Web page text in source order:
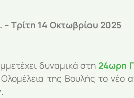
Τρίτη 14 Οκτωβρίου 2025
δυναμικά στη 24ωρη
της Βουλής το νέο